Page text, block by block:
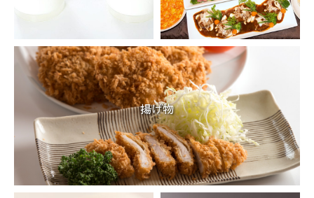
揚げ物